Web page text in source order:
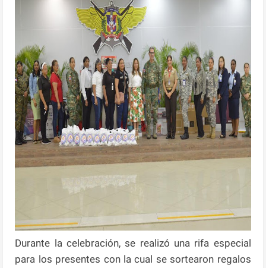
Durante la celebración, se realizó una rifa especial
para los presentes con la cual se sortearon regalos